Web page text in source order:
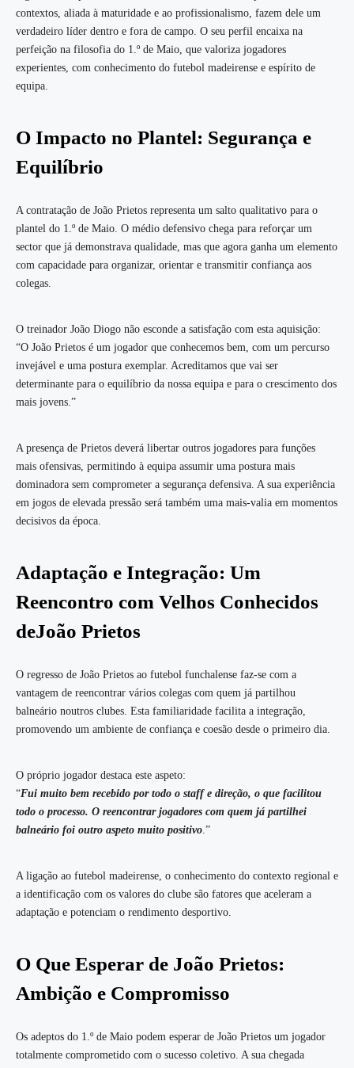
contextos, aliada à maturidade e ao profissionalismo, fazem dele um
verdadeiro líder dentro e fora de campo. O seu perfil encaixa na
perfeição na filosofia do 1.º de Maio, que valoriza jogadores
experientes, com conhecimento do futebol madeirense e espírito de
equipa.
O Impacto no Plantel: Segurança e
Equilíbrio
A contratação de João Prietos representa um salto qualitativo para o
plantel do 1.º de Maio. O médio defensivo chega para reforçar um
sector que já demonstrava qualidade, mas que agora ganha um elemento
com capacidade para organizar, orientar e transmitir confiança aos
colegas.
O treinador João Diogo não esconde a satisfação com esta aquisição:
“O João Prietos é um jogador que conhecemos bem, com um percurso
invejável e uma postura exemplar. Acreditamos que vai ser
determinante para o equilíbrio da nossa equipa e para o crescimento dos
mais jovens.”
A presença de Prietos deverá libertar outros jogadores para funções
mais ofensivas, permitindo à equipa assumir uma postura mais
dominadora sem comprometer a segurança defensiva. A sua experiência
em jogos de elevada pressão será também uma mais-valia em momentos
decisivos da época.
Adaptação e Integração: Um
Reencontro com Velhos Conhecidos
deJoão Prietos
O regresso de João Prietos ao futebol funchalense faz-se com a
vantagem de reencontrar vários colegas com quem já partilhou
balneário noutros clubes. Esta familiaridade facilita a integração,
promovendo um ambiente de confiança e coesão desde o primeiro dia.
O próprio jogador destaca este aspeto:
“Fui muito bem recebido por todo o staff e direção, o que facilitou
todo o processo. O reencontrar jogadores com quem já partilhei
balneário foi outro aspeto muito positivo.”
A ligação ao futebol madeirense, o conhecimento do contexto regional e
a identificação com os valores do clube são fatores que aceleram a
adaptação e potenciam o rendimento desportivo.
O Que Esperar de João Prietos:
Ambição e Compromisso
Os adeptos do 1.º de Maio podem esperar de João Prietos um jogador
totalmente comprometido com o sucesso coletivo. A sua chegada